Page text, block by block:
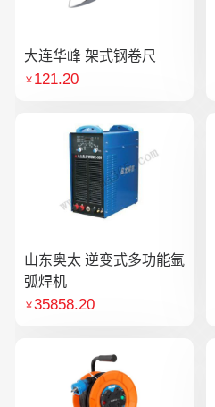
大连华峰 架式钢卷尺
￥ 121.20
山东奥太 逆变式多功能氩
弧焊机
￥35858.20